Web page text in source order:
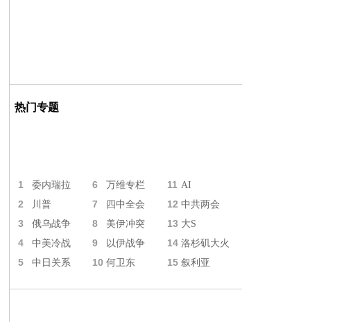
热门专题
1 委内瑞拉 6 万维专栏 11 AI
2 川普 7 四中全会 12 中共两会
3 俄乌战争 8 美伊冲突 13 大S
4 中美冷战 9 以伊战争 14 洛杉矶大火
5 中日关系 10 何卫东 15 叙利亚